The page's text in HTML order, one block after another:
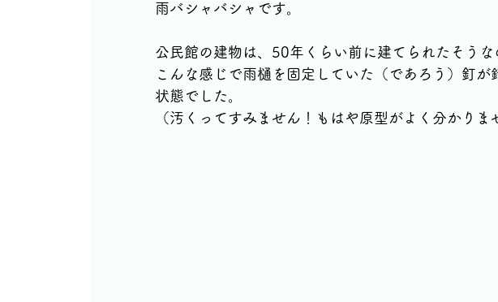
雨バシャバシャです。
公民館の建物は、50年くらい前に建てられたそうな
こんな感じで雨樋を固定していた（であろう）釘が
状態でした。
（汚くってすみません！もはや原型がよく分かりま